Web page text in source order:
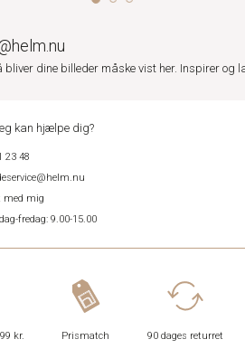
bliver dine billeder måske vist her. Inspirer og
kan hjælpe dig?
23 48
med mig
fredag: 9.00-15.00
kr. Prismatch 90 dages returret